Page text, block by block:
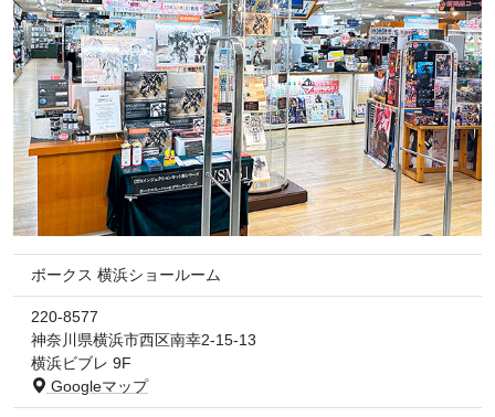
ボークス 横浜ショールーム
220-8577
神奈川県横浜市西区南幸2-15-13
横浜ビブレ 9F
Googleマップ